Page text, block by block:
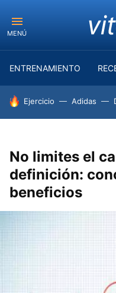
MENÚ
ENTRENAMIENTO
HOY SE HABLA DE
Ejercicio Adidas
No limites el
definición:
beneficios